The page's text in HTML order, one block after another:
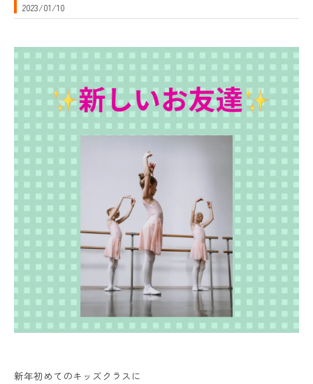
2023/01/10
新年初めてのキッズクラスに